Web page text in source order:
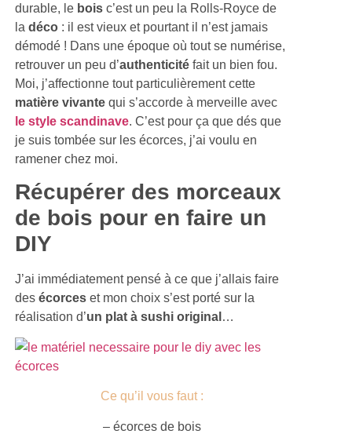
durable, le bois c’est un peu la Rolls-Royce de
ladéco : il est vieux et pourtant il n’est jamais
démodé ! Dans une époque où tout se numérise,
retrouver un peu d’authenticité fait un bien fou.
Moi, j’affectionne tout particulièrement cette
matière vivante qui s’accorde à merveille avec
le style scandinave. C’est pour ça que dés que
je suis tombée sur les écorces, j’ai voulu en
ramener chez moi.
Récupérer des morceaux
de bois pour en faire un
DIY
J’ai immédiatement pensé à ce que j’allais faire
desécorces et mon choix s’est porté sur la
réalisation d’un plat à sushi original …
Ce qu’il vous faut :
– écorces de bois